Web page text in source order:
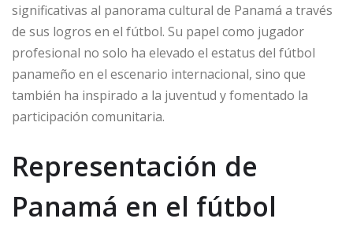
significativas al panorama cultural de Panamá a través
de sus logros en el fútbol. Su papel como jugador
profesional no solo ha elevado el estatus del fútbol
panameño en el escenario internacional, sino que
también ha inspirado a la juventud y fomentado la
participación comunitaria.
Representación de
Panamá en el fútbol